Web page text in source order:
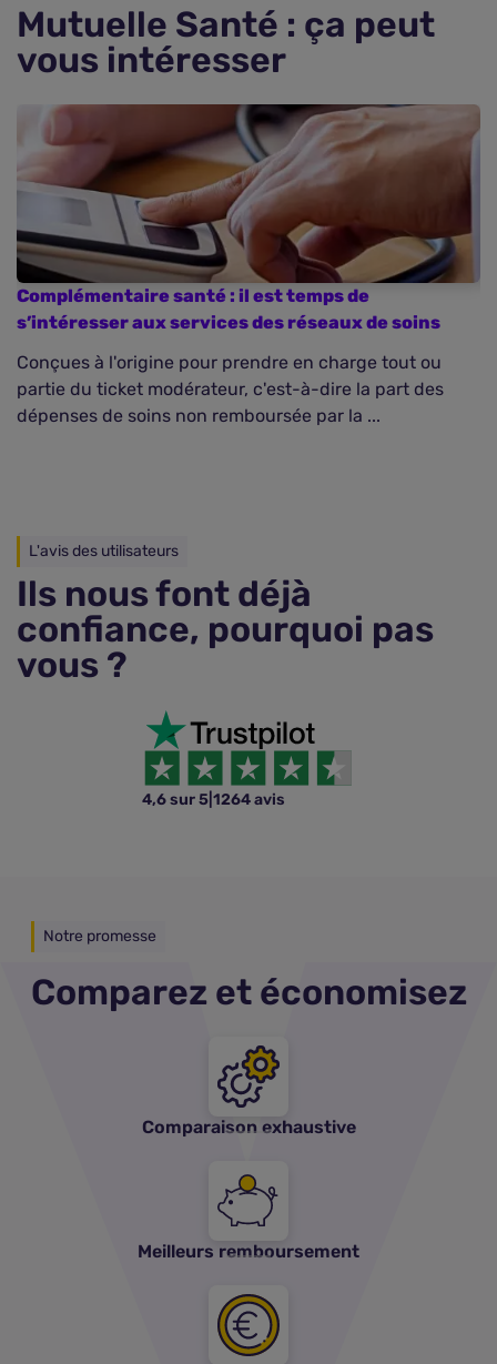
Mutuelle Santé : ça peut
vous intéresser
Complémentaire santé : il est temps de
s’intéresser aux services des réseaux de soins
Conçues à l'origine pour prendre en charge tout ou
partie du ticket modérateur, c'est-à-dire la part des
dépenses de soins non remboursée par la ...
L'avis des utilisateurs
Ils nous font déjà
confiance, pourquoi pas
vous ?
4,6 sur 5 1264 avis
Notre promesse
Comparez et économisez
Comparaison exhaustive
Meilleurs remboursement